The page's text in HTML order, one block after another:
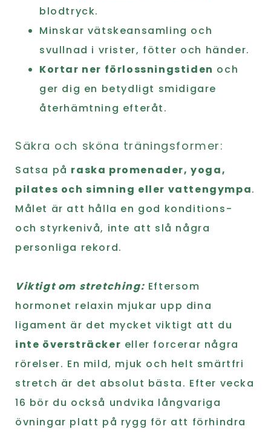
blodtryck.
Minskar vätskeansamling och
svullnad i vrister, fötter och händer.
Kortar ner förlossningstiden och
ger dig en betydligt smidigare
återhämtning efteråt.
Säkra och sköna träningsformer:
Satsa på raska promenader, yoga,
pilates och simning eller vattengympa.
Målet är att hålla en god konditions-
och styrkenivå, inte att slå några
personliga rekord.
Viktigt om stretching: Eftersom
hormonet relaxin mjukar upp dina
ligament är det mycket viktigt att du
inte översträcker eller forcerar några
rörelser. En mild, mjuk och helt smärtfri
stretch är det absolut bästa. Efter vecka
16 bör du också undvika långvariga
övningar platt på rygg för att förhindra